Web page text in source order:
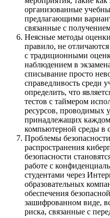
организованные
предлагающими
связанные с
Неясные методы
правило, не
с традиционными
наблюдением в
списывание просто
справедливость среди
определить, что
тестов с таймером
ресурсов, проводимых
принадлежащих
компьютерной среды в
Проблемы
распространения
безопасности
работе с
студентами через
образовательных
обеспечения
зашифрованном виде,
риска, связанные с